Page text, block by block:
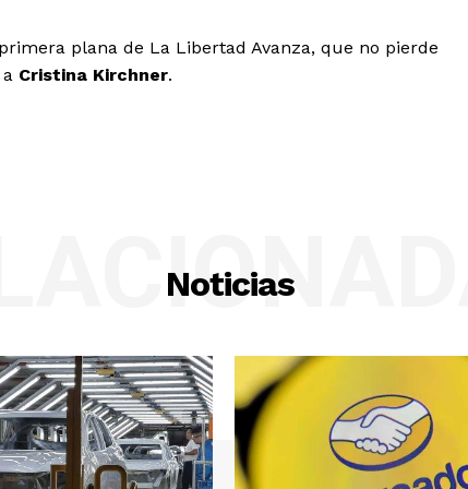
plana de La Libertad Avanza, que no pierde
Cristina Kirchner.
Noticias